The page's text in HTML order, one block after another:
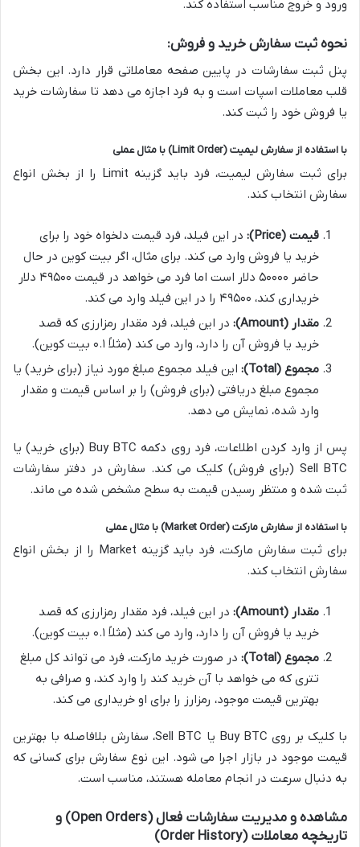
ورود و خروج مناسب استفاده کند.
نحوه ثبت سفارش خرید و فروش:
پنل ثبت سفارشات در پایین صفحه معاملاتی قرار دارد. این بخش
قلب معاملات اسپات است و به فرد اجازه می دهد تا سفارشات خرید
یا فروش خود را ثبت کند.
با استفاده از سفارش لیمیت (Limit Order) با مثال عملی
برای ثبت سفارش لیمیت، فرد باید گزینه Limit را از بخش انواع
سفارش انتخاب کند.
قیمت (Price):
در این فیلد، فرد قیمت دلخواه خود را برای
خرید یا فروش وارد می کند. برای مثال، اگر بیت کوین در حال
حاضر ۵۰۰۰۰ دلار است اما فرد می خواهد در قیمت ۴۹۵۰۰ دلار
خریداری کند، ۴۹۵۰۰ را در این فیلد وارد می کند.
مقدار (Amount):
در این فیلد، فرد مقدار رمزارزی که قصد
خرید یا فروش آن را دارد، وارد می کند (مثلاً ۰.۱ بیت کوین).
مجموع (Total):
این فیلد مجموع مبلغ مورد نیاز (برای خرید) یا
مجموع مبلغ دریافتی (برای فروش) را بر اساس قیمت و مقدار
وارد شده، نمایش می دهد.
پس از وارد کردن اطلاعات، فرد روی دکمه Buy BTC (برای خرید) یا
Sell BTC (برای فروش) کلیک می کند. سفارش در دفتر سفارشات
ثبت شده و منتظر رسیدن قیمت به سطح مشخص شده می ماند.
با استفاده از سفارش مارکت (Market Order) با مثال عملی
برای ثبت سفارش مارکت، فرد باید گزینه Market را از بخش انواع
سفارش انتخاب کند.
مقدار (Amount):
در این فیلد، فرد مقدار رمزارزی که قصد
خرید یا فروش آن را دارد، وارد می کند (مثلاً ۰.۱ بیت کوین).
مجموع (Total):
در صورت خرید مارکت، فرد می تواند کل مبلغ
تتری که می خواهد با آن خرید کند را وارد کند، و صرافی به
بهترین قیمت موجود، رمزارز را برای او خریداری می کند.
با کلیک بر روی Buy BTC یا Sell BTC، سفارش بلافاصله با بهترین
قیمت موجود در بازار اجرا می شود. این نوع سفارش برای کسانی که
به دنبال سرعت در انجام معامله هستند، مناسب است.
مشاهده و مدیریت سفارشات فعال (Open Orders) و
تاریخچه معاملات (Order History)